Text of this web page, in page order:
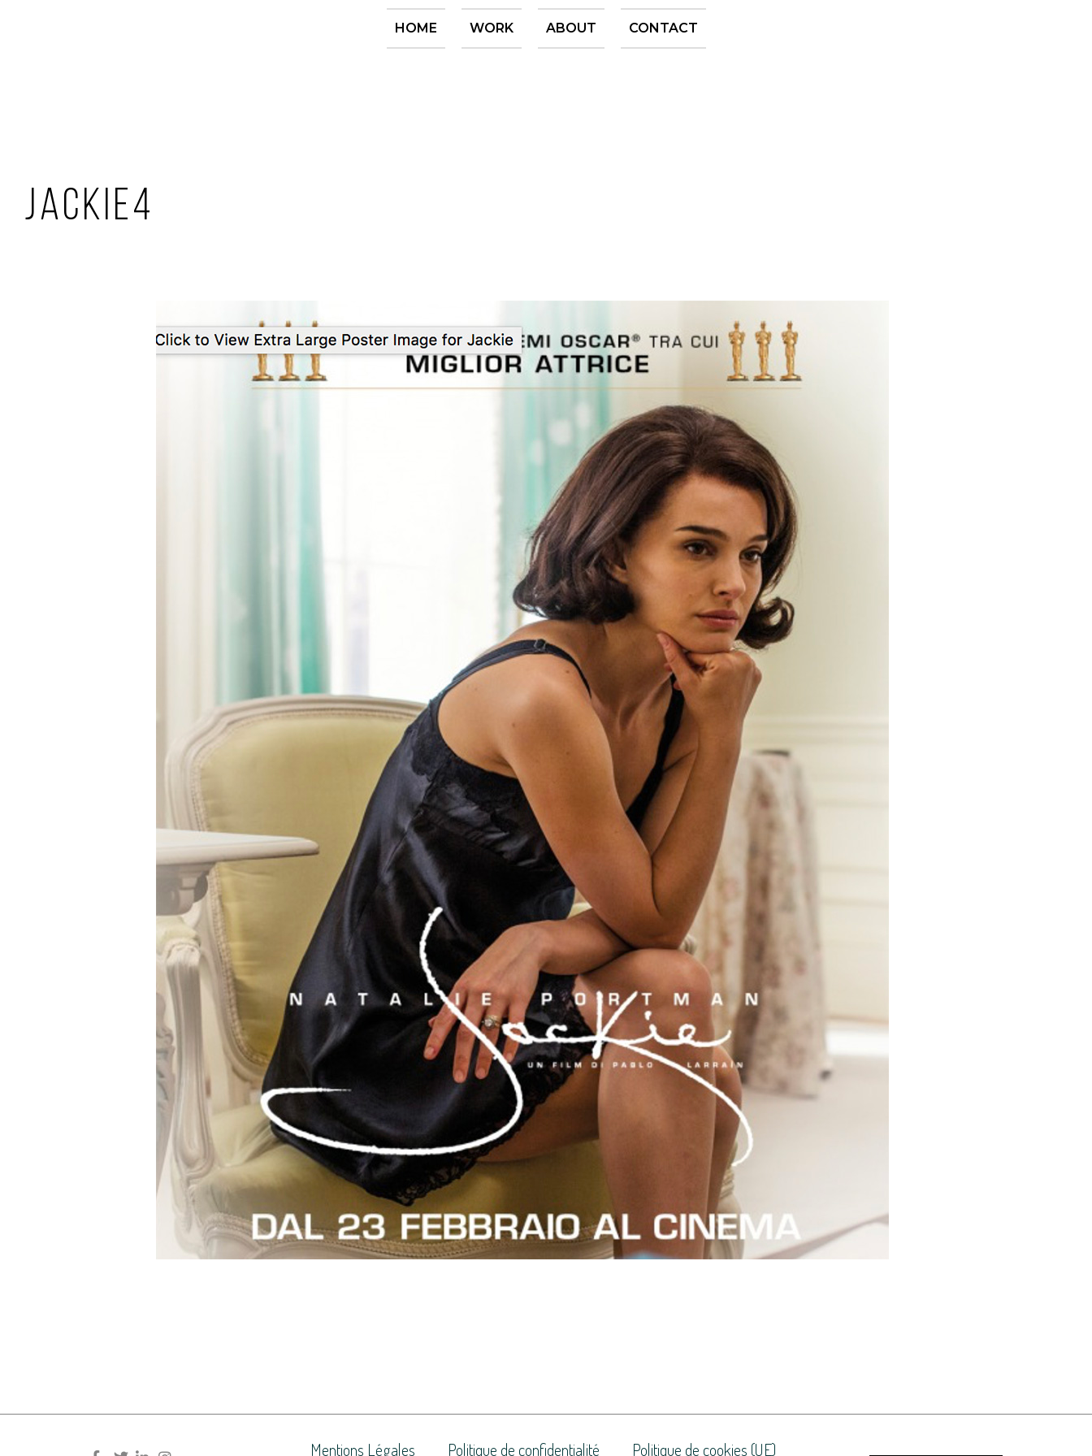
HOME WORK ABOUT CONTACT
JACKIE4
Mentions Légales Politique de confidentialité Politique de cookies (UE)